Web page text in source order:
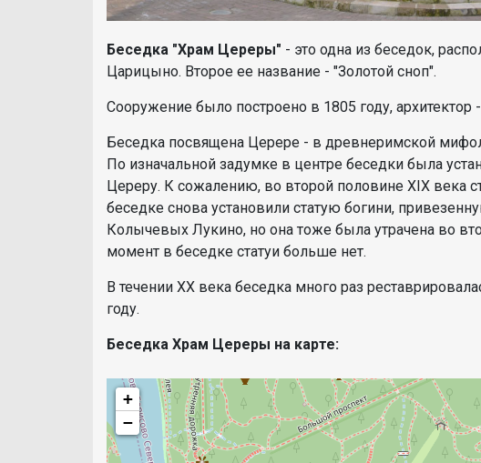
Беседка "Храм Цереры" - это одна из беседок,
Царицыно. Второе ее название - "Золотой сноп".
Сооружение было построено в 1805 году, архитектор
Беседка посвящена Церере - в древнеримской
По изначальной задумке в центре беседки была
Цереру. К сожалению, во второй половине XIX века
беседке снова установили статую богини,
Колычевых Лукино, но она тоже была утрачена во
момент в беседке статуи больше нет.
В течении XX века беседка много раз
году.
Беседка Храм Цереры на карте:
+
−